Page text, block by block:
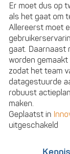
Er moet dus op
als het gaat om
Allereerst moet
gaat. Daarnaast
worden gemaakt
zodat het team
datagestuurde
robuust
maken.
Geplaatst in
uitgeschakeld
en